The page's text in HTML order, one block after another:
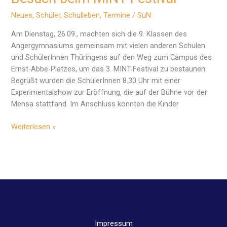
Neues,Schüler,Schulleben,Termine /SuN
Am Dienstag, 26.09., machten sich die 9. Klassen des
Angergymnasiums gemeinsam mit vielen anderen Schulen
und SchülerInnen Thüringens auf den Weg zum Campus des
Ernst-Abbe-Platzes, um das 3. MINT-Festival zu bestaunen.
Begrüßt wurden die SchülerInnen 8.30 Uhr mit einer
Experimentalshow zur Eröffnung, die auf der Bühne vor der
Mensa stattfand. Im Anschluss konnten die Kinder
Besuch
Weiterlesen »
Impressum